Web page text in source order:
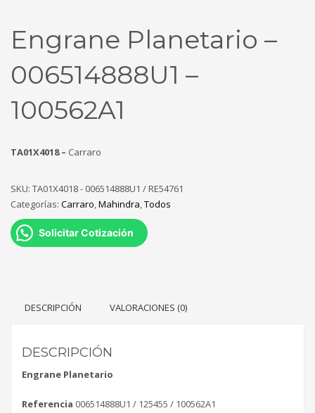
Engrane Planetario –
006514888U1 –
100562A1
TA01X4018 – Carraro
SKU: TA01X4018 - 006514888U1 / RE54761
Categorías: Carraro,Mahindra,Todos
Solicitar Cotización
DESCRIPCIÓN VALORACIONES (0)
DESCRIPCIÓN
Engrane Planetario
Referencia 006514888U1 / 125455 / 100562A1